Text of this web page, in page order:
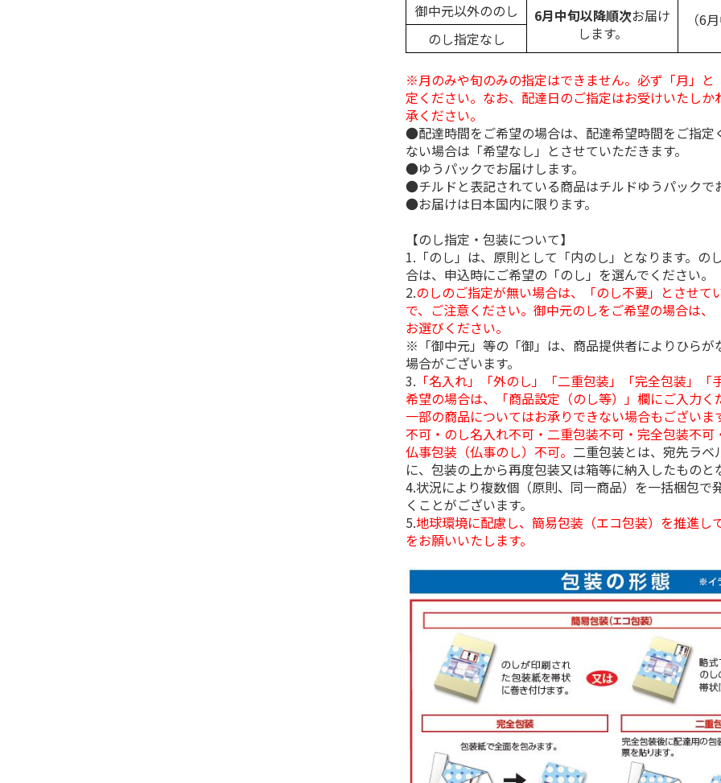
（6
御中元以外ののし 6月中旬以降順次お届け
します。
のし指定なし
※月のみや旬のみの指定はできません。必ず「月」と
定ください。なお、配達日のご指定はお受けいたしか
承ください。
●配達時間をご希望の場合は、配達希望時間をご指定
ない場合は「希望なし」とさせていただきます。
●ゆうパックでお届けします。
●チルドと表記されている商品はチルドゆうパックで
●お届けは日本国内に限ります。
【のし指定・包装について】
1.「のし」は、原則として「内のし」となります。の
合は、申込時にご希望の「のし」を選んでください。
2.のしのご指定が無い場合は、「のし不要」とさせて
で、ご注意ください。御中元のしをご希望の場合は、
お選びください。
※「御中元」等の「御」は、商品提供者によりひらが
場合がございます。
3. 「名入れ」「外のし」「二重包装」「完全包装」「
希望の場合は、「商品設定（のし等）」欄にご入力く
一部の商品についてはお承りできない場合もございま
不可・のし名入れ不可・二重包装不可・完全包装不可
仏事包装（仏事のし）不可。 二重包装とは、宛先ラベ
に、包装の上から再度包装又は箱等に納入したものと
4.状況により複数個（原則、同一商品）を一括梱包で
くことがございます。
5.地球環境に配慮し、簡易包装（エコ包装）を推進し
をお願いいたします。